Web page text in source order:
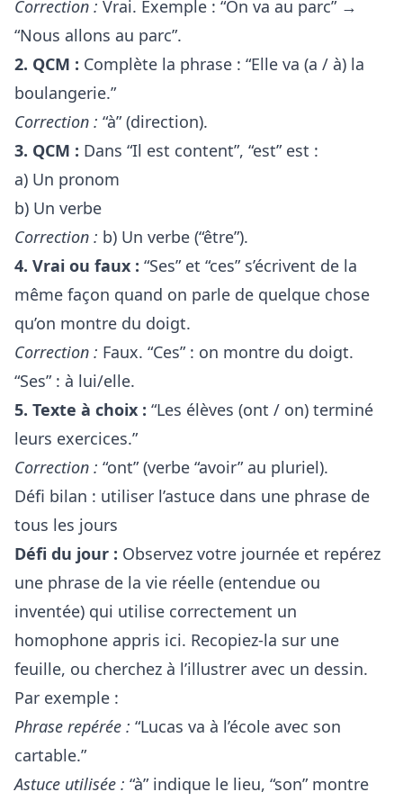
Correction : Vrai. Exemple : “On va au parc” →
“Nous allons au parc”.
2. QCM : Complète la phrase : “Elle va (a / à) la
boulangerie.”
Correction : “à” (direction).
3. QCM : Dans “Il est content”, “est” est :
a) Un pronom
b) Un verbe
Correction : b) Un verbe (“être”).
4. Vrai ou faux : “Ses” et “ces” s’écrivent de la
même façon quand on parle de quelque chose
qu’on montre du doigt.
Correction : Faux. “Ces” : on montre du doigt.
“Ses” : à lui/elle.
5. Texte à choix : “Les élèves (ont / on) terminé
leurs exercices.”
Correction : “ont” (verbe “avoir” au pluriel).
Défi bilan : utiliser l’astuce dans une phrase de
tous les jours
Défi du jour : Observez votre journée et repérez
une phrase de la vie réelle (entendue ou
inventée) qui utilise correctement un
homophone appris ici. Recopiez-la sur une
feuille, ou cherchez à l’illustrer avec un dessin.
Par exemple :
Phrase repérée : “Lucas va à l’école avec son
cartable.”
Astuce utilisée : “à” indique le lieu, “son” montre